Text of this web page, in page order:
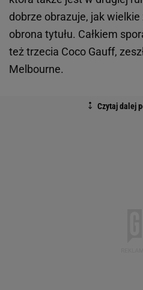
dobrze obrazuje, jak
obrona tytułu. Całkiem
też trzecia Coco Gauff,
Melbourne.